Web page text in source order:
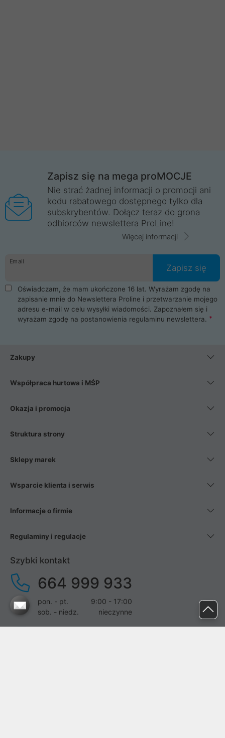
Zapisz się na mega proMOCJE
Nie strać żadnej informacji o promocji ani
kodu rabatowego dostępnego tylko dla
subskrybentów. Dołącz teraz do grona
odbiorców newslettera ProLine!
Więcej informacji
Email
Zapisz się
Oświadczam, że mam ukończone 16 lat. Wyrażam zgodę na
zapisanie mnie do Newslettera Proline i przetwarzanie mojego
adresu e-mail w celu wysyłki wiadomości. Zapoznałem się i
wyrażam zgodę na postanowienia regulaminu newslettera.
Zakupy
Współpraca hurtowa i MŚP
Okazja i promocja
Struktura strony
Sklepy marek
Wsparcie klienta i serwis
Informacje o firmie
Regulaminy i regulacje
Szybki kontakt
664 999 933
pon. - pt.
9:00 - 17:00
sob. - niedz.
nieczynne